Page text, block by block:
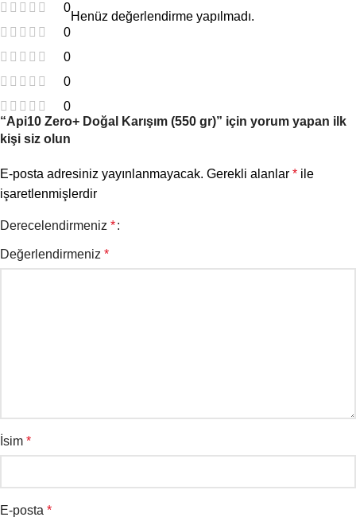
0
0
0
0
0
Henüz değerlendirme yapılmadı.
“Api10 Zero+ Doğal Karışım (550 gr)” için yorum yapan ilk
kişi siz olun
E-posta adresiniz yayınlanmayacak. Gerekli alanlar * ile
işaretlenmişlerdir
Derecelendirmeniz *
Değerlendirmeniz *
İsim *
E-posta *